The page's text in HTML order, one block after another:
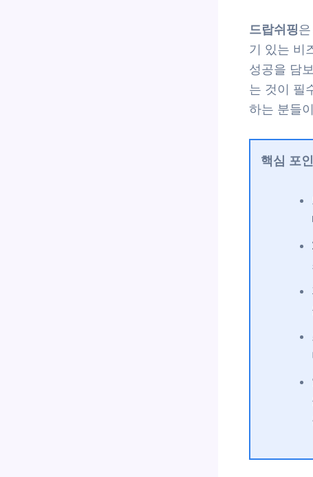
드랍쉬핑
기 있는 비
성공을 담
는 것이 필
하는 분들
핵심 포